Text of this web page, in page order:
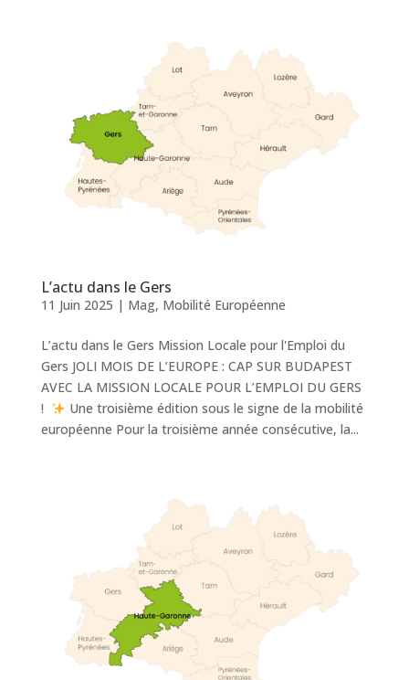
L’actu dans le Gers
11 Juin 2025 | Mag, Mobilité Européenne
L’actu dans le Gers Mission Locale pour l'Emploi du
Gers JOLI MOIS DE L’EUROPE : CAP SUR BUDAPEST
AVEC LA MISSION LOCALE POUR L’EMPLOI DU GERS
!
Une troisième édition sous le signe de la mobilité
européenne Pour la troisième année consécutive, la...